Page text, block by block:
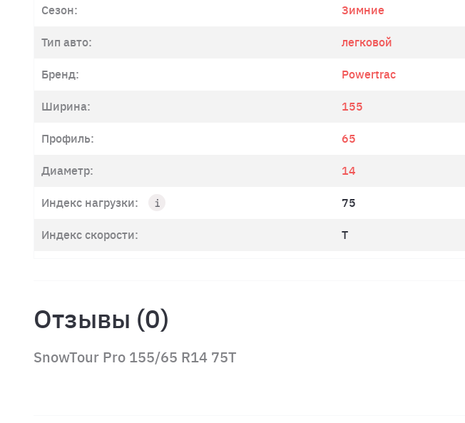
Сезон: Зимние
Тип авто: легковой
Бренд: Powertrac
Ширина: 155
Профиль: 65
Диаметр: 14
Индекс нагрузки: 75
Индекс скорости: T
Отзывы (0)
SnowTour Pro 155/65 R14 75T